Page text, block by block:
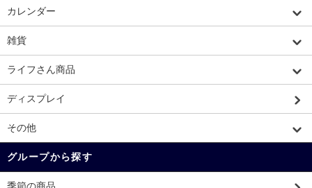
カレンダー
雑貨
ライフさん商品
ディスプレイ
その他
グループから探す
季節の商品